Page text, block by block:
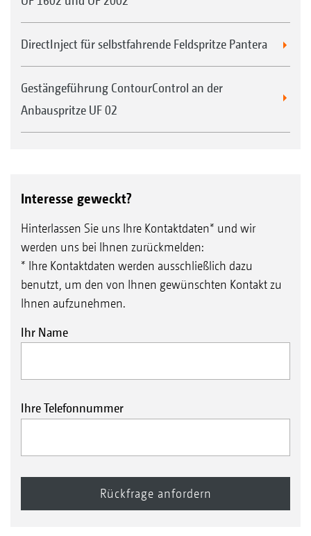
DirectInject für selbstfahrende Feldspritze Pantera
Gestängeführung ContourControl an der
Anbauspritze UF 02
Interesse geweckt?
Hinterlassen Sie uns Ihre Kontaktdaten* und wir
werden uns bei Ihnen zurückmelden:
* Ihre Kontaktdaten werden ausschließlich dazu
benutzt, um den von Ihnen gewünschten Kontakt zu
Ihnen aufzunehmen.
Ihr Name
Ihre Telefonnummer